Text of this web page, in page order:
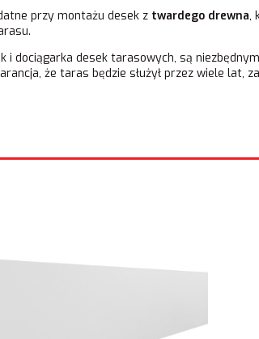
przy montażu desek z twardego drewna,
i dociągarka desek tarasowych, są
że taras będzie służył przez wiele lat,